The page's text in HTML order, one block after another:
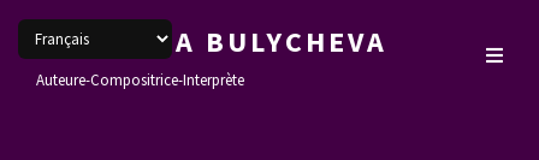
VERONIKA BULYCHEVA
Auteure-Compositrice-Interprète